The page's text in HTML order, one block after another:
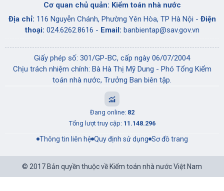
Cơ quan chủ quản: Kiểm toán nhà nước
Địa chỉ: 116 Nguyễn Chánh, Phường Yên Hòa, TP Hà Nội - Điện
thoại: 024.6262.8616 - Email: banbientap@sav.gov.vn
Giấy phép số: 301/GP-BC, cấp ngày 06/07/2004
Chịu trách nhiệm chính: Bà Hà Thị Mỹ Dung - Phó Tổng Kiểm
toán nhà nước, Trưởng Ban biên tập.
Đang online: 82
Tổng lượt truy cập: 11.148.296
Thông tin liên hệ Quy định sử dụng Sơ đồ trang
© 2017 Bản quyền thuộc về Kiểm toán nhà nước Việt Nam